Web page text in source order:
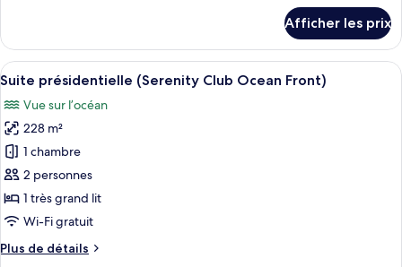
Bedroom,
Master
Suite,
Ocean
Front
Serenity
Club,
Two
Bedroom,
Master
Suite,
Ocean
Front
Afficher les prix
Afficher
toutes
les
photos
pour
ce
type
de
chambre :
Suite
Un vaste espace de vie agrémenté
8
Suite présidentielle (Serenity Club Ocean Front)
Vue sur l’océan
228 m²
1 chambre
2 personnes
1 très grand lit
Wi-Fi gratuit
Plus de détails
Plus